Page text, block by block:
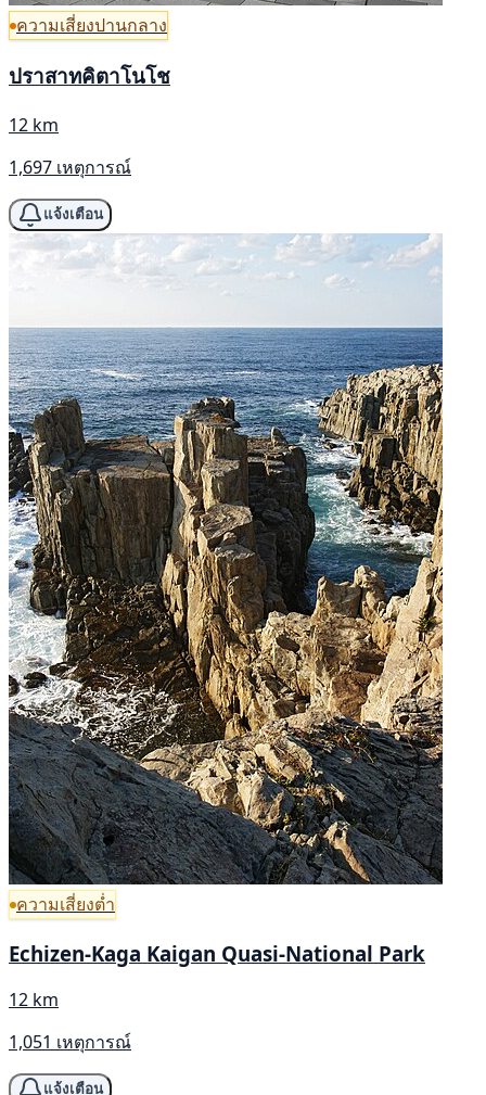
ความเสี่ยงปานกลาง
ปราสาทคิตาโนโช
12 km
1,697 เหตุการณ์
แจ้งเตือน
ความเสี่ยงต่ำ
Echizen-Kaga Kaigan Quasi-National Park
12 km
1,051 เหตุการณ์
แจ้งเตือน